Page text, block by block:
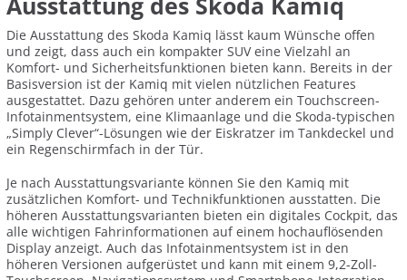
Die Ausstattung des Skoda Kamiq lässt kaum Wünsche offen
und zeigt, dass auch ein kompakter SUV eine Vielzahl an
Komfort- und Sicherheitsfunktionen bieten kann. Bereits in der
Basisversion ist der Kamiq mit vielen nützlichen Features
ausgestattet. Dazu gehören unter anderem ein Touchscreen-
Infotainmentsystem, eine Klimaanlage und die Skoda-typischen
„Simply Clever“-Lösungen wie der Eiskratzer im Tankdeckel und
ein Regenschirmfach in der Tür.
Je nach Ausstattungsvariante können Sie den Kamiq mit
zusätzlichen Komfort- und Technikfunktionen ausstatten. Die
höheren Ausstattungsvarianten bieten ein digitales Cockpit, das
alle wichtigen Fahrinformationen auf einem hochauflösenden
Display anzeigt. Auch das Infotainmentsystem ist in den
höheren Versionen aufgerüstet und kann mit einem 9,2-Zoll-